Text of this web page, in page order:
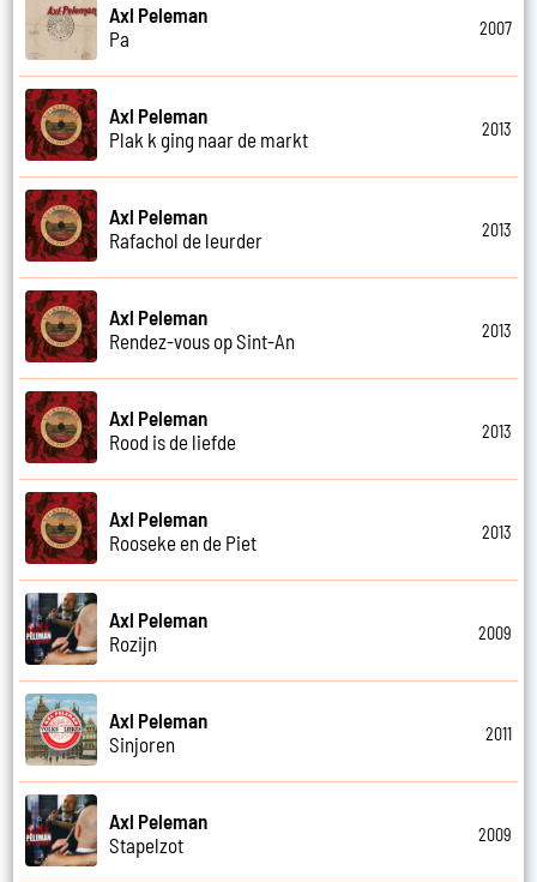
Axl Peleman
Pa
2007
Axl Peleman
Plak k ging naar de markt
2013
Axl Peleman
Rafachol de leurder
2013
Axl Peleman
Rendez-vous op Sint-An
2013
Axl Peleman
Rood is de liefde
2013
Axl Peleman
Rooseke en de Piet
2013
Axl Peleman
Rozijn
2009
Axl Peleman
Sinjoren
2011
Axl Peleman
Stapelzot
2009